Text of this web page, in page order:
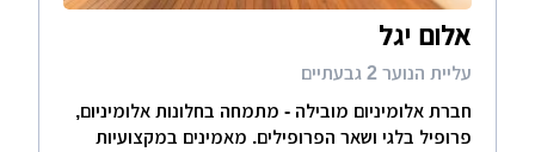
אלום יגל
עליית הנוער 2 גבעתיים
חברת אלומיניום מובילה - מתמחה בחלונות אלומיניום,
פרופיל בלגי ושאר הפרופילים. מאמינים במקצועיות